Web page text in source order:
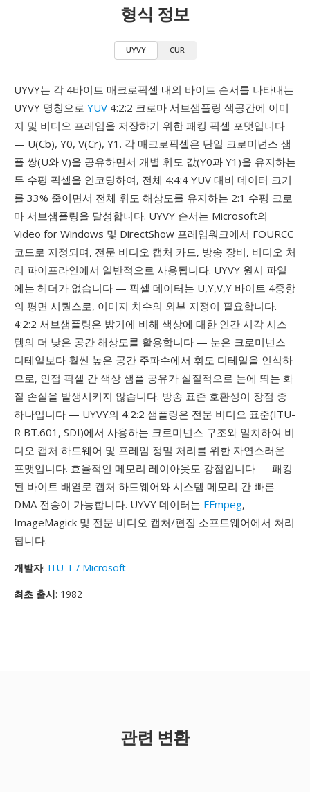
형식 정보
UYVY CUR
UYVY는 각 4바이트 매크로픽셀 내의 바이트 순서를 나타내는
UYVY 명칭으로 YUV 4:2:2 크로마 서브샘플링 색공간에 이미
지 및 비디오 프레임을 저장하기 위한 패킹 픽셀 포맷입니다
— U(Cb), Y0, V(Cr), Y1. 각 매크로픽셀은 단일 크로미넌스 샘
플 쌍(U와 V)을 공유하면서 개별 휘도 값(Y0과 Y1)을 유지하는
두 수평 픽셀을 인코딩하여, 전체 4:4:4 YUV 대비 데이터 크기
를 33% 줄이면서 전체 휘도 해상도를 유지하는 2:1 수평 크로
마 서브샘플링을 달성합니다. UYVY 순서는 Microsoft의
Video for Windows 및 DirectShow 프레임워크에서 FOURCC
코드로 지정되며, 전문 비디오 캡처 카드, 방송 장비, 비디오 처
리 파이프라인에서 일반적으로 사용됩니다. UYVY 원시 파일
에는 헤더가 없습니다 — 픽셀 데이터는 U,Y,V,Y 바이트 4중항
의 평면 시퀀스로, 이미지 치수의 외부 지정이 필요합니다.
4:2:2 서브샘플링은 밝기에 비해 색상에 대한 인간 시각 시스
템의 더 낮은 공간 해상도를 활용합니다 — 눈은 크로미넌스
디테일보다 훨씬 높은 공간 주파수에서 휘도 디테일을 인식하
므로, 인접 픽셀 간 색상 샘플 공유가 실질적으로 눈에 띄는 화
질 손실을 발생시키지 않습니다. 방송 표준 호환성이 장점 중
하나입니다 — UYVY의 4:2:2 샘플링은 전문 비디오 표준(ITU-
R BT.601, SDI)에서 사용하는 크로미넌스 구조와 일치하여 비
디오 캡처 하드웨어 및 프레임 정밀 처리를 위한 자연스러운
포맷입니다. 효율적인 메모리 레이아웃도 강점입니다 — 패킹
된 바이트 배열로 캡처 하드웨어와 시스템 메모리 간 빠른
DMA 전송이 가능합니다. UYVY 데이터는 FFmpeg,
ImageMagick 및 전문 비디오 캡처/편집 소프트웨어에서 처리
됩니다.
개발자: ITU-T / Microsoft
최초 출시: 1982
관련 변환